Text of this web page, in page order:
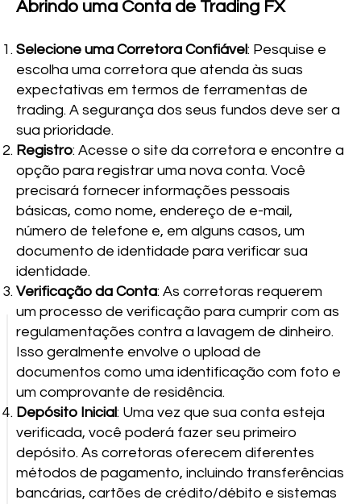
Abrindo uma Conta de Trading FX
Selecione uma Corretora Confiável: Pesquise e
escolha uma corretora que atenda às suas
expectativas em termos de ferramentas de
trading. A segurança dos seus fundos deve ser a
sua prioridade.
Registro: Acesse o site da corretora e encontre a
opção para registrar uma nova conta. Você
precisará fornecer informações pessoais
básicas, como nome, endereço de e-mail,
número de telefone e, em alguns casos, um
documento de identidade para verificar sua
identidade.
Verificação da Conta: As corretoras requerem
um processo de verificação para cumprir com as
regulamentações contra a lavagem de dinheiro.
Isso geralmente envolve o upload de
documentos como uma identificação com foto e
um comprovante de residência.
Depósito Inicial: Uma vez que sua conta esteja
verificada, você poderá fazer seu primeiro
depósito. As corretoras oferecem diferentes
métodos de pagamento, incluindo transferências
bancárias, cartões de crédito/débito e sistemas